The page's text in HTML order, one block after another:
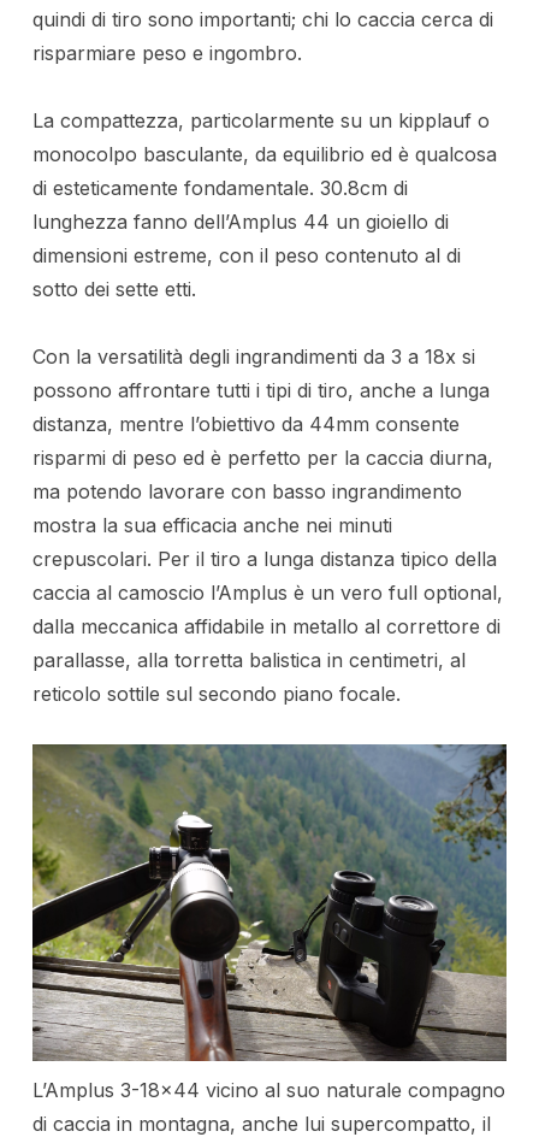
quindi di tiro sono importanti; chi lo caccia cerca di
risparmiare peso e ingombro.
La compattezza, particolarmente su un kipplauf o
monocolpo basculante, da equilibrio ed è qualcosa
di esteticamente fondamentale. 30.8cm di
lunghezza fanno dell’Amplus 44 un gioiello di
dimensioni estreme, con il peso contenuto al di
sotto dei sette etti.
Con la versatilità degli ingrandimenti da 3 a 18x si
possono affrontare tutti i tipi di tiro, anche a lunga
distanza, mentre l’obiettivo da 44mm consente
risparmi di peso ed è perfetto per la caccia diurna,
ma potendo lavorare con basso ingrandimento
mostra la sua efficacia anche nei minuti
crepuscolari. Per il tiro a lunga distanza tipico della
caccia al camoscio l’Amplus è un vero full optional,
dalla meccanica affidabile in metallo al correttore di
parallasse, alla torretta balistica in centimetri, al
reticolo sottile sul secondo piano focale.
L’Amplus 3-18×44 vicino al suo naturale compagno
di caccia in montagna, anche lui supercompatto, il